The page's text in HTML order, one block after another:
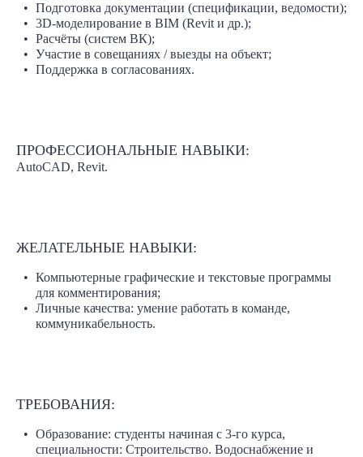
Подготовка документации (спецификации, ведомости);
3D-моделирование в BIM (Revit и др.);
Расчёты (систем ВК);
Участие в совещаниях / выезды на объект;
Поддержка в согласованиях.
ПРОФЕССИОНАЛЬНЫЕ НАВЫКИ:
AutoCAD, Revit.
ЖЕЛАТЕЛЬНЫЕ НАВЫКИ:
Компьютерные графические и текстовые программы
для комментирования;
Личные качества: умение работать в команде,
коммуникабельность.
ТРЕБОВАНИЯ:
Образование: студенты начиная с 3-го курса,
специальности: Строительство. Водоснабжение и